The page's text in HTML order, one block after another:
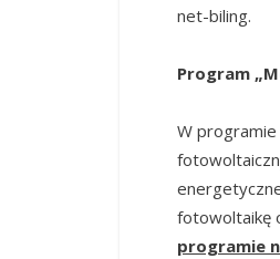
net-biling.
Program
W
fotowoltaikę
programie